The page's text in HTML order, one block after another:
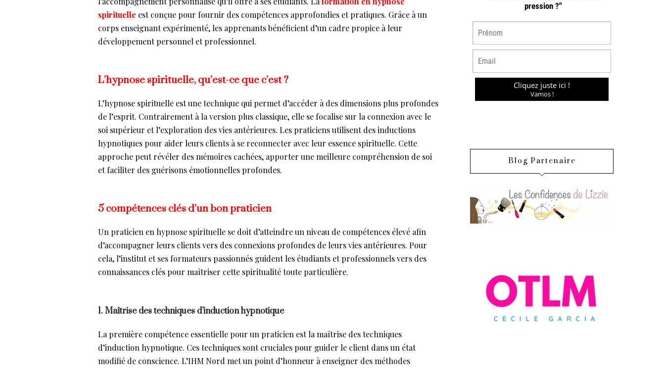
spirituelle est conçue pour fournir des compétences approfondies et pratiques. Grâce à un
corps enseignant expérimenté, les apprenants bénéficient d’un cadre propice à leur
développement personnel et professionnel.
L’hypnose spirituelle, qu’est-ce que c’est ?
L’hypnose spirituelle est une technique qui permet d’accéder à des dimensions plus profondes
de l’esprit. Contrairement à la version plus classique, elle se focalise sur la connexion avec le
soi supérieur et l’exploration des vies antérieures. Les praticiens utilisent des inductions
hypnotiques pour aider leurs clients à se reconnecter avec leur essence spirituelle. Cette
approche peut révéler des mémoires cachées, apporter une meilleure compréhension de soi
et faciliter des guérisons émotionnelles profondes.
5 compétences clés d’un bon praticien
Un praticien en hypnose spirituelle se doit d’atteindre un niveau de compétences élevé afin
d’accompagner leurs clients vers des connexions profondes de leurs vies antérieures. Pour
cela, l’institut et ses formateurs passionnés guident les étudiants et professionnels vers des
connaissances clés pour maîtriser cette spiritualité toute particulière.
1. Maîtrise des techniques d’induction hypnotique
La première compétence essentielle pour un praticien est la maîtrise des techniques
d’induction hypnotique. Ces techniques sont cruciales pour guider le client dans un état
modifié de conscience. L’IHM Nord met un point d’honneur à enseigner des méthodes
Blog Partenaire